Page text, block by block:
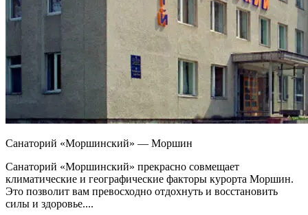
Санаторий «Моршинский» — Моршин
Санаторий «Моршинский» прекрасно совмещает
климатические и географические факторы курорта Моршин.
Это позволит вам превосходно отдохнуть и восстановить
силы и здоровье....